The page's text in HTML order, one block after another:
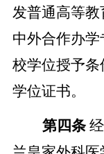
发普通高等教
中外合作办
校学位授予
学位证书。
第四条